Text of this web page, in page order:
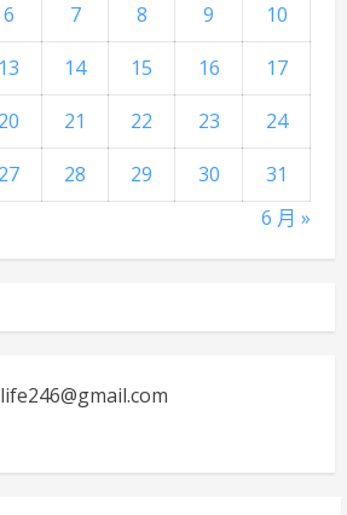
6 7 8 9
10
13 14 15 16
17
20 21 22 23
24
27 28 29 30
31
6 月 »